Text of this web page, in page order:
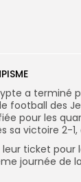
a terminé
football des
pour les
victoire 2-1,
leur ticket pour
journée de